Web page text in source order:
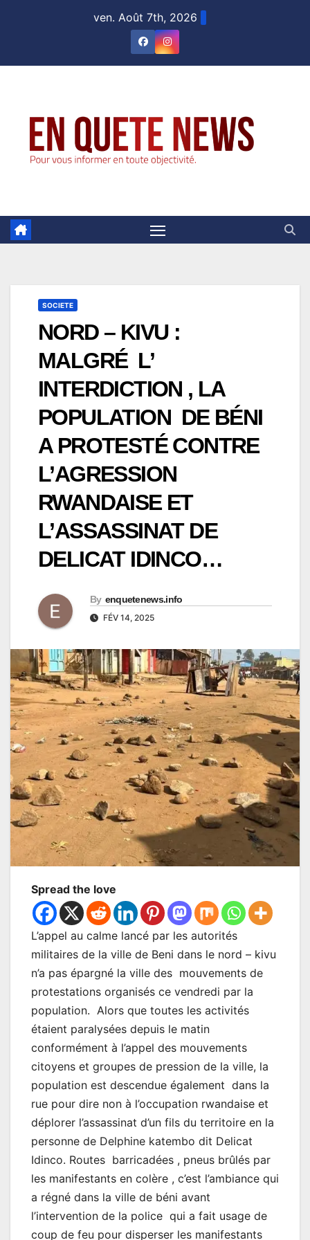
ven. Août 7th, 2026
SOCIETE
NORD – KIVU :
MALGRÉ L’
INTERDICTION , LA
POPULATION DE BÉNI
A PROTESTÉ CONTRE
L’AGRESSION
RWANDAISE ET
L’ASSASSINAT DE
DELICAT IDINCO…
By enquetenews.info
FÉV 14, 2025
Spread the love
L’appel au calme lancé par les autorités
militaires de la ville de Beni dans le nord – kivu
n’a pas épargné la ville des mouvements de
protestations organisés ce vendredi par la
population. Alors que toutes les activités
étaient paralysées depuis le matin
conformément à l’appel des mouvements
citoyens et groupes de pression de la ville, la
population est descendue également dans la
rue pour dire non à l’occupation rwandaise et
déplorer l’assassinat d’un fils du territoire en la
personne de Delphine katembo dit Delicat
Idinco. Routes barricadées , pneus brûlés par
les manifestants en colère , c’est l’ambiance qui
a régné dans la ville de béni avant
l’intervention de la police qui a fait usage de
coup de feu pour disperser les manifestants